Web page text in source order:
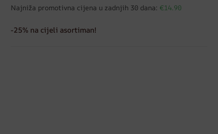
Najniža promotivna cijena u zadnjih 30 dana: €14.90
-25% na cijeli asortiman!